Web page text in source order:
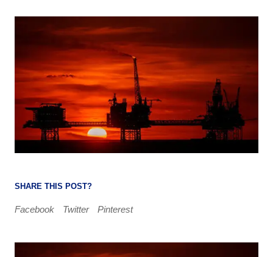
SHARE THIS POST?
Facebook Twitter Pinterest